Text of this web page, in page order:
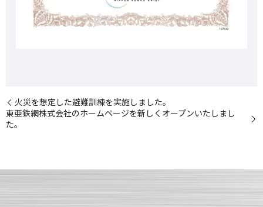
火災を想定した避難訓練を実施しました。
東亜鉄網株式会社のホームページを新しくオープンいたしまし
た。